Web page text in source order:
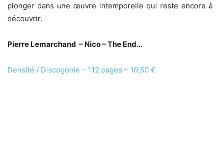
plonger dans une œuvre intemporelle qui reste encore à
découvrir.
Pierre Lemarchand – Nico – The End…
Densité / Discogonie – 112 pages – 10,50 €